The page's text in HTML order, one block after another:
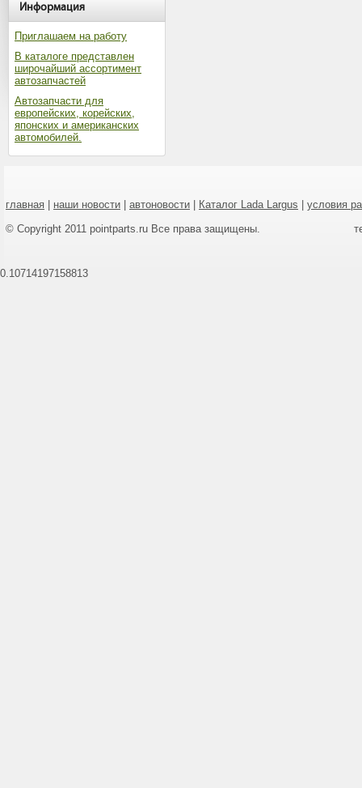
Информация
Приглашаем на работу
В каталоге представлен
широчайший ассортимент
автозапчастей
Автозапчасти для
европейских, корейских,
японских и американских
автомобилей.
главная наши новости автоновости Каталог Lada Largus
условия
© Copyright 2011 pointparts.ru Все права защищены.
0.10714197158813